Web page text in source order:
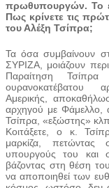
πρωθυπουργών. Το
Πως κρίνετε τις
του Αλέξη Τσίπρα;
Τα όσα συμβαίνουν
ΣΥΡΙΖΑ, μοιάζουν
Παραίτηση
ουρανοκατέβατου
Αμερικής,
αρχηγού με Φάμελλο,
Τσίπρα, «εξώστης»
Κοιτάξετε, ο κ.
μαρκίζα,
υπουργούς του και
βάζοντας στη θέση
να αποποιηθεί των